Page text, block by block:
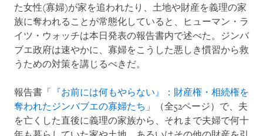
た女性(寡婦)が家を追われたり、土地や財産を義理の家
族に奪われることが常態化していると、ヒューマン・ラ
イツ・ウォッチは本日発表の報告書内で述べた。ジンバ
ブエ政府は速やかに、寡婦をこうした悪しき慣習から救
うための対策を講じるべきだ。
報告書「
『お前には何もやらない』：財産権・相続権を
奪われたジンバブエの寡婦たち 」（全52ページ）で、夫
を亡くした直後に義理の家族から、それまで夫婦で何十